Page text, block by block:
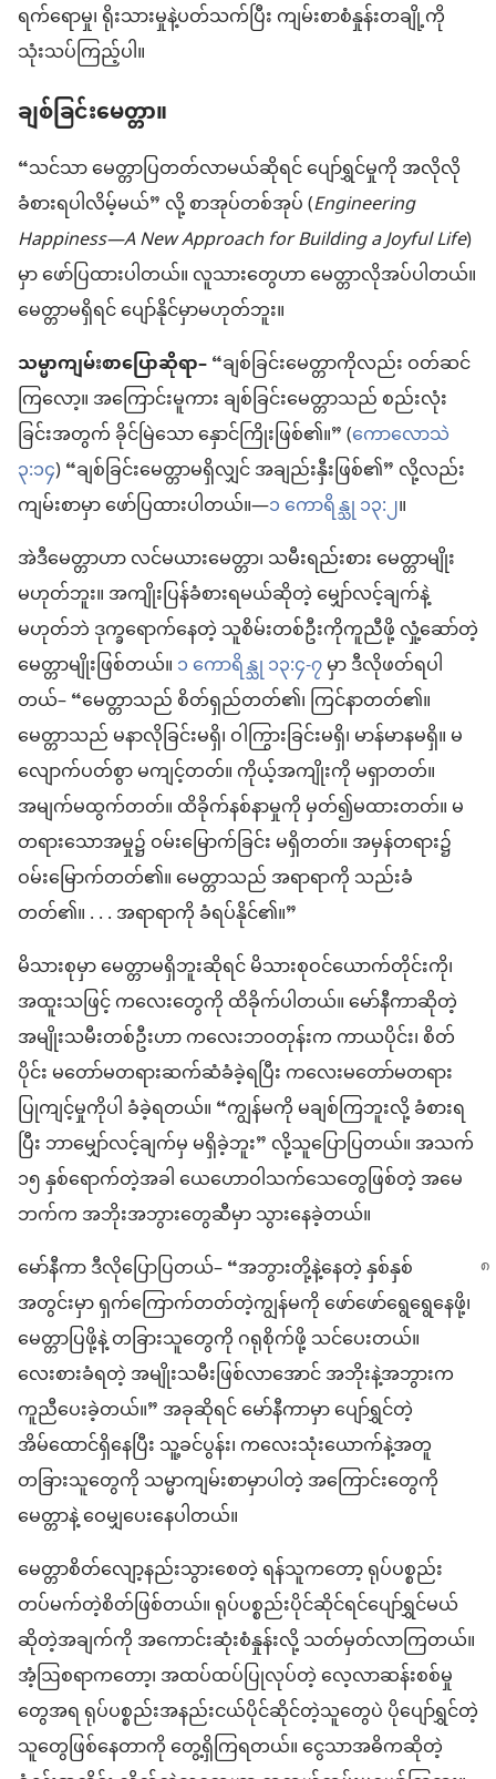
ရက်ရောမှု၊ ရိုးသားမှုနဲ့ပတ်သက်ပြီး ကျမ်းစာစံနှုန်းတချို့ကို
သုံးသပ်ကြည့်ပါ။
ချစ်ခြင်းမေတ္တာ။
“သင်သာ မေတ္တာပြတတ်လာမယ်ဆိုရင် ပျော်ရွှင်မှုကို အလိုလို
ခံစားရပါလိမ့်မယ်” လို့ စာအုပ်တစ်အုပ် (Engineering
Happiness—A New Approach for Building a Joyful Life)
မှာ ဖော်ပြထားပါတယ်။ လူသားတွေဟာ မေတ္တာလိုအပ်ပါတယ်။
မေတ္တာမရှိရင် ပျော်နိုင်မှာမဟုတ်ဘူး။
သမ္မာကျမ်းစာပြောဆိုရာ–“ချစ်ခြင်းမေတ္တာကိုလည်း ဝတ်ဆင်
ကြလော့။ အကြောင်းမူကား ချစ်ခြင်းမေတ္တာသည် စည်းလုံး
ခြင်းအတွက် ခိုင်မြဲသော နှောင်ကြိုးဖြစ်၏။” (ကောလောသဲ
၃:၁၄) “ချစ်ခြင်းမေတ္တာမရှိလျှင် အချည်းနှီးဖြစ်၏” လို့လည်း
ကျမ်းစာမှာ ဖော်ပြထားပါတယ်။—၁ ကောရိန္သု ၁၃:၂။
အဲဒီမေတ္တာဟာ လင်မယားမေတ္တာ၊ သမီးရည်းစား မေတ္တာမျိုး
မဟုတ်ဘူး။ အကျိုးပြန်ခံစားရမယ်ဆိုတဲ့ မျှော်လင့်ချက်နဲ့
မဟုတ်ဘဲ ဒုက္ခရောက်နေတဲ့ သူစိမ်းတစ်ဦးကိုကူညီဖို့ လှုံ့ဆော်တဲ့
မေတ္တာမျိုးဖြစ်တယ်။၁ ကောရိန္သု ၁၃:၄-၇မှာ ဒီလိုဖတ်ရပါ
တယ်– “မေတ္တာသည် စိတ်ရှည်တတ်၏၊ ကြင်နာတတ်၏။
မေတ္တာသည် မနာလိုခြင်းမရှိ၊ ဝါကြွားခြင်းမရှိ၊ မာန်မာနမရှိ။ မ
လျောက်ပတ်စွာ မကျင့်တတ်။ ကိုယ့်အကျိုးကို မရှာတတ်။
အမျက်မထွက်တတ်။ ထိခိုက်နစ်နာမှုကို မှတ်၍မထားတတ်။ မ
တရားသောအမှု၌ ဝမ်းမြောက်ခြင်း မရှိတတ်။ အမှန်တရား၌
ဝမ်းမြောက်တတ်၏။ မေတ္တာသည် အရာရာကို သည်းခံ
တတ်၏။ . . . အရာရာကို ခံရပ်နိုင်၏။”
မိသားစုမှာ မေတ္တာမရှိဘူးဆိုရင် မိသားစုဝင်ယောက်တိုင်းကို၊
အထူးသဖြင့် ကလေးတွေကို ထိခိုက်ပါတယ်။ မော်နီကာဆိုတဲ့
အမျိုးသမီးတစ်ဦးဟာ ကလေးဘဝတုန်းက ကာယပိုင်း၊ စိတ်
ပိုင်း မတော်မတရားဆက်ဆံခံခဲ့ရပြီး ကလေးမတော်မတရား
ပြုကျင့်မှုကိုပါ ခံခဲ့ရတယ်။ “ကျွန်မကို မချစ်ကြဘူးလို့ ခံစားရ
ပြီး ဘာမျှော်လင့်ချက်မှ မရှိခဲ့ဘူး” လို့သူပြောပြတယ်။ အသက်
၁၅ နှစ်ရောက်တဲ့အခါ ယေဟောဝါသက်သေတွေဖြစ်တဲ့ အမေ
ဘက်က အဘိုးအဘွားတွေဆီမှာ သွားနေခဲ့တယ်။
မော်နီကာ ဒီလိုပြောပြတယ်– “အဘွားတို့နဲ့နေတဲ့ နှစ်နှစ်
အတွင်းမှာ ရှက်ကြောက်တတ်တဲ့ကျွန်မကို ဖော်ဖော်ရွေရွေနေဖို့၊
မေတ္တာပြဖို့နဲ့ တခြားသူတွေကို ဂရုစိုက်ဖို့ သင်ပေးတယ်။
လေးစားခံရတဲ့ အမျိုးသမီးဖြစ်လာအောင် အဘိုးနဲ့အဘွားက
ကူညီပေးခဲ့တယ်။” အခုဆိုရင် မော်နီကာမှာ ပျော်ရွှင်တဲ့
အိမ်ထောင်ရှိနေပြီး သူ့ခင်ပွန်း၊ ကလေးသုံးယောက်နဲ့အတူ
တခြားသူတွေကို သမ္မာကျမ်းစာမှာပါတဲ့ အကြောင်းတွေကို
မေတ္တာနဲ့ ဝေမျှပေးနေပါတယ်။
မေတ္တာစိတ်လျော့နည်းသွားစေတဲ့ ရန်သူကတော့ ရုပ်ပစ္စည်း
တပ်မက်တဲ့စိတ်ဖြစ်တယ်။ ရုပ်ပစ္စည်းပိုင်ဆိုင်ရင်ပျော်ရွှင်မယ်
ဆိုတဲ့အချက်ကို အကောင်းဆုံးစံနှုန်းလို့ သတ်မှတ်လာကြတယ်။
အံ့ဩစရာကတော့၊ အထပ်ထပ်ပြုလုပ်တဲ့ လေ့လာဆန်းစစ်မှု
တွေအရ ရုပ်ပစ္စည်းအနည်းငယ်ပိုင်ဆိုင်တဲ့သူတွေပဲ ပိုပျော်ရွှင်တဲ့
သူတွေဖြစ်နေတာကို တွေ့ရှိကြရတယ်။ ငွေသာအဓိကဆိုတဲ့